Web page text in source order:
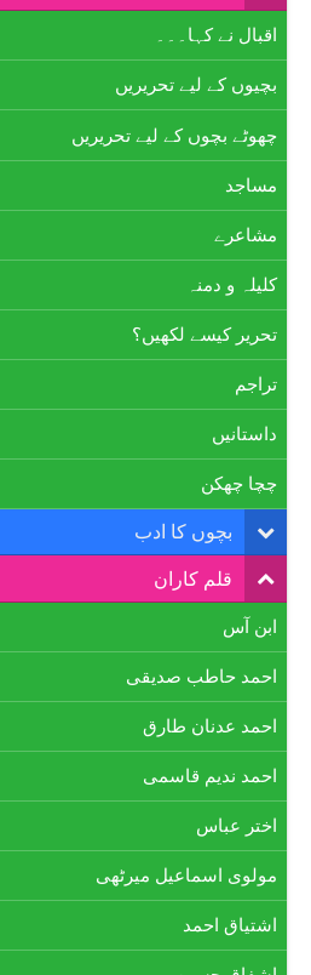
اقبال نے کہا۔۔۔
بچیوں کے لیے تحریریں
چھوٹے بچوں کے لیے تحریریں
مساجد
مشاعرے
کلیلہ و دمنہ
تحریر کیسے لکھیں؟
تراجم
داستانیں
چچا چھکن
بچوں کا ادب
قلم کاران
ابن آس
احمد حاطب صدیقی
احمد عدنان طارق
احمد ندیم قاسمی
اختر عباس
مولوی اسماعیل میرٹھی
اشتیاق احمد